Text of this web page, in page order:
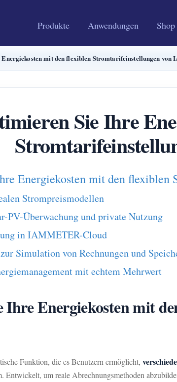
Produkte Anwendungen Shop
mit den flexiblen Stromtarifeinstellungen von
Sie Ihre
Energiekosten mit den
Strompreismodellen
PV-Überwachung und private Nutzung
in IAMMETER-Cloud
Simulation von Rechnungen und
mit echtem Mehrwert
Ihre Energiekosten mit
Funktion, die es Benutzern ermöglicht,
Entwickelt, um reale Abrechnungsmethoden